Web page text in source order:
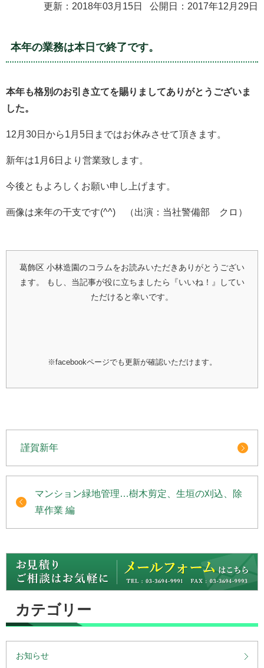
更新：2018年03月15日 公開日：2017年12月29日
本年の業務は本日で終了です。
本年も格別のお引き立てを賜りましてありがとうございま
した。
12月30日から1月5日まではお休みさせて頂きます。
新年は1月6日より営業致します。
今後ともよろしくお願い申し上げます。
画像は来年の干支です(^^) （出演：当社警備部 クロ）
葛飾区 小林造園のコラムをお読みいただきありがとうござい
ます。
もし、当記事が役に立ちましたら『いいね！』してい
ただけると幸いです。
※facebookページでも更新が確認いただけます。
謹賀新年
マンション緑地管理…樹木剪定、生垣の刈込、除
草作業 編
カテゴリー
お知らせ